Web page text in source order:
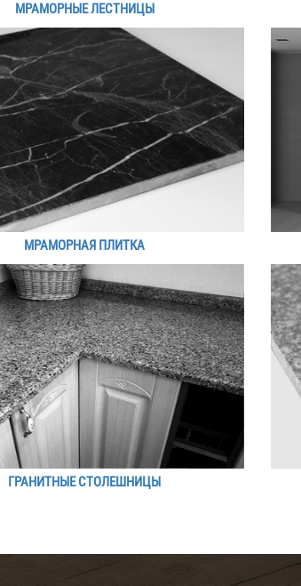
МРАМОРНЫЕ ЛЕСТНИЦЫ
МРАМОРНАЯ ПЛИТКА
ГРАНИТНЫЕ СТОЛЕШНИЦЫ